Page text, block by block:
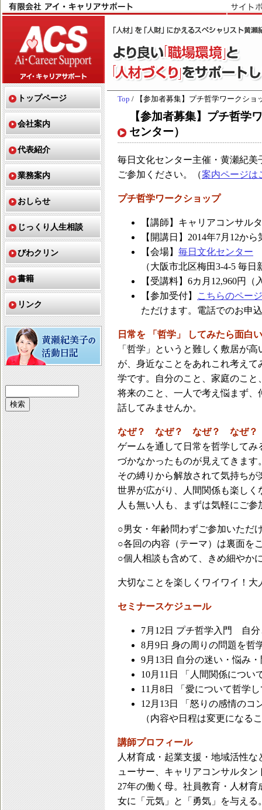
Top / 【参加者募集】プチ哲学ワークショ
【参加者募集】プチ哲学
センター）
毎日文化センター主催・黄瀬紀
ご参加ください。（案内ページは
プチ哲学ワークショップ
【講師】キャリアコンサル
【開講日】2014年7月12か
【会場】 毎日文化センター
（大阪市北区梅田3-4-5 毎日
【受講料】6カ月12,960円（
【参加受付】
こちらのペー
ただけます。電話でのお申
日常を 「哲学」 してみたら面白
「哲学」というと難しく敷居が
が、身近なことをあれこれ考えて
学です。自分のこと、家庭のこと
将来のこと、一人で考え悩まず、
話してみませんか。
なぜ？ なぜ？ なぜ？ なぜ？
ゲームを通して日常を哲学してみ
づかなかったものが見えてきま
その縛りから解放されて気持ち
世界が広がり、人間関係も楽し
人も無い人も、まずは気軽にご参
○男女・年齢問わずご参加いただ
○各回の内容（テーマ）は裏面を
○個人相談も含めて、きめ細やか
大切なことを楽しくワイワイ！大
セミナースケジュール
7月12日 プチ哲学入門 自分
8月9日 身の周りの問題を哲
9月13日 自分の迷い・悩み
10月11日 「人間関係につい
11月8日 「愛について哲学
12月13日 「怒りの感情のコ
（内容や日程は変更になる
講師プロフィール
人材育成・起業支援・地域活性
ューサー、キャリアコンサルタ
27年の働く母。社員教育・人材
女に「元気」と「勇気」を与える
トップページ
会社案内
代表紹介
業務案内
おしらせ
じっくり人生相談
びわクリン
書籍
リンク